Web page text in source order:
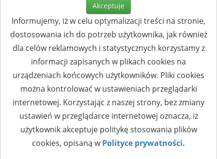
Akceptuje
Informujemy, iż w celu optymalizacji treści na stronie,
dostosowania ich do potrzeb użytkownika, jak również
dla celów reklamowych i statystycznych korzystamy z
informacji zapisanych w plikach cookies na
urządzeniach końcowych użytkowników. Pliki cookies
można kontrolować w ustawieniach przeglądarki
internetowej. Korzystając z naszej strony, bez zmiany
ustawień w przeglądarce internetowej oznacza, iż
użytkownik akceptuje politykę stosowania plików
cookies, opisaną wPolityce prywatności.